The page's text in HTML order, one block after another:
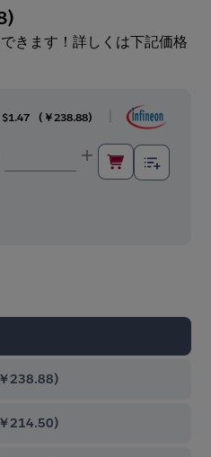
)
きます！詳しくは下記価格
$1.47 ( ￥238.88)
238.88)
214.50)